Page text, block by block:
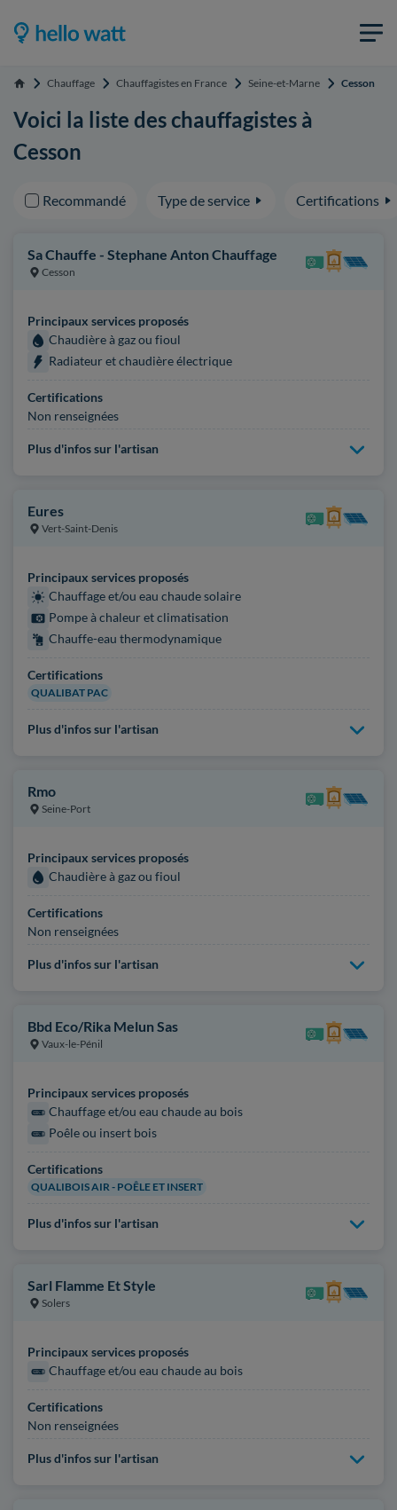
Accueil Chauffage Chauffagistes en France Seine-et-Marne Cesson
Voici la liste des chauffagistes à
Cesson
Recommandé Type de service Certifications
Sa Chauffe - Stephane Anton Chauffage
Cesson
Principaux services proposés
Chaudière à gaz ou fioul
Radiateur et chaudière électrique
Certifications
Non renseignées
Plus d'infos sur l'artisan
Eures
Vert-Saint-Denis
Principaux services proposés
Chauffage et/ou eau chaude solaire
Pompe à chaleur et climatisation
Chauffe-eau thermodynamique
Certifications
QUALIBAT PAC
Plus d'infos sur l'artisan
Rmo
Seine-Port
Principaux services proposés
Chaudière à gaz ou fioul
Certifications
Non renseignées
Plus d'infos sur l'artisan
Bbd Eco/Rika Melun Sas
Vaux-le-Pénil
Principaux services proposés
Chauffage et/ou eau chaude au bois
Poêle ou insert bois
Certifications
QUALIBOIS AIR - POÊLE ET INSERT
Plus d'infos sur l'artisan
Sarl Flamme Et Style
Solers
Principaux services proposés
Chauffage et/ou eau chaude au bois
Certifications
Non renseignées
Plus d'infos sur l'artisan